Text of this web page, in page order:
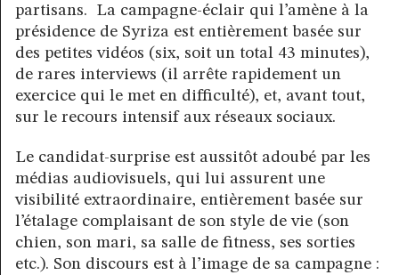
partisans. La campagne-éclair qui l’amène à la
présidence de Syriza est entièrement basée sur
des petites vidéos (six, soit un total 43 minutes),
de rares interviews (il arrête rapidement un
exercice qui le met en difficulté), et, avant tout,
sur le recours intensif aux réseaux sociaux.
Le candidat-surprise est aussitôt adoubé par les
médias audiovisuels, qui lui assurent une
visibilité extraordinaire, entièrement basée sur
l’étalage complaisant de son style de vie (son
chien, son mari, sa salle de fitness, ses sorties
etc.). Son discours est à l’image de sa campagne :